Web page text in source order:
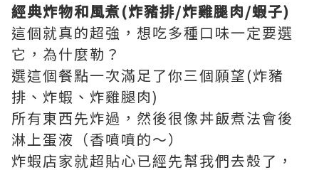
經典炸物和風煮(炸豬排/炸雞腿肉/蝦子)
這個就真的超強，想吃多種口味一定要選
它，為什麼勒？
選這個餐點一次滿足了你三個願望(炸豬
排、炸蝦、炸雞腿肉)
所有東西先炸過，然後很像丼飯煮法會後
淋上蛋液（香噴噴的～）
炸蝦店家就超貼心已經先幫我們去殼了，